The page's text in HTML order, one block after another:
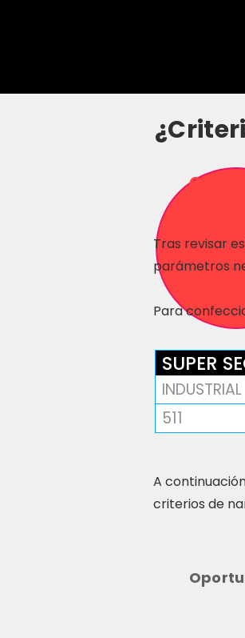
Tras revisar
parámetros
Para
SUPER
INDUSTRIAL
511
A
criterios de